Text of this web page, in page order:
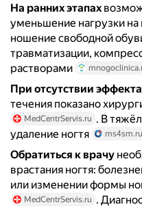
На ранних этапах
уменьшение нагрузки на
ношение свободной
травматизации,
растворами
При отсутствии эффекта
течения показано
MedCentrServis.ru . В
удаление ногтя
ms4sm.ru
Обратиться к врачу
врастания ногтя:
или изменении формы
MedCentrServis.ru .